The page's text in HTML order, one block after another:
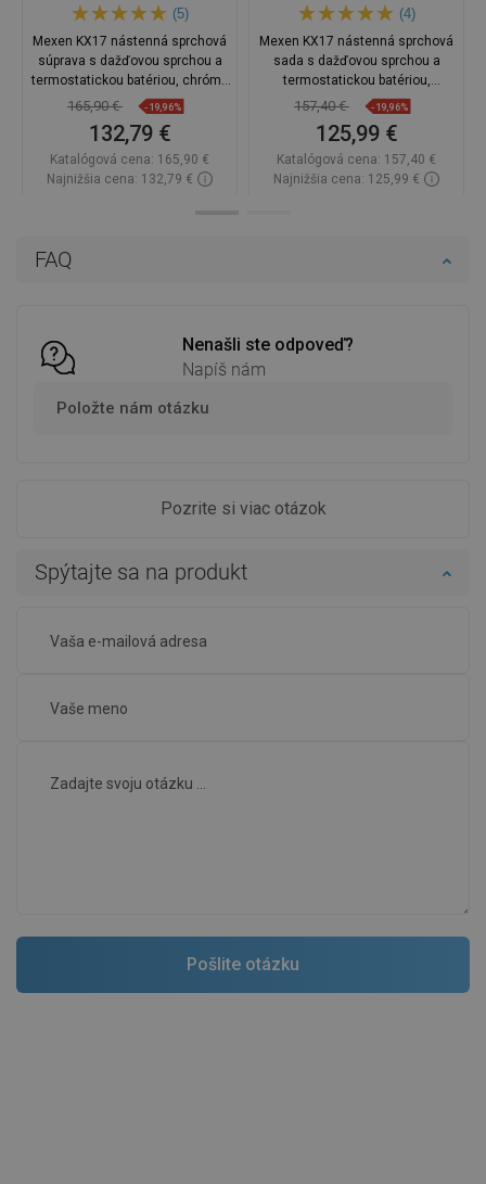
FAQ
Nenašli ste odpoveď?
Napíš nám
Položte nám otázku
Pozrite si viac otázok
Spýtajte sa na produkt
(5)
Mexen KX17 nástenná sprchová
súprava s dažďovou sprchou a
termostatickou batériou, chróm -
771501791-00
165,90 € -19,96%
132,79 €
Katalógová cena: 165,90 €
Najnižšia cena: 132,79 €
(4)
Mexen KX17 nástenná sprchová
sada s dažďovou sprchou a
termostatickou batériou,
chróm/biela - 771501791-02
157,40 € -19,96%
125,99 €
Katalógová cena: 157,40 €
Najnižšia cena: 125,99 €